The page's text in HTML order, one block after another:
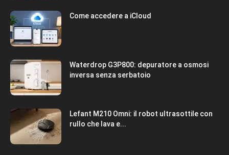
Come accedere a iCloud
Waterdrop G3P800: depuratore a osmosi
inversa senza serbatoio
Lefant M210 Omni: il robot ultrasottile con
rullo che lava e...